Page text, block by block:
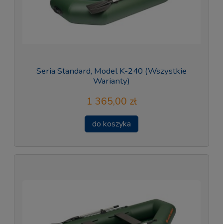
Seria Standard, Model K-240 (Wszystkie
Warianty)
1 365,00 zł
do koszyka